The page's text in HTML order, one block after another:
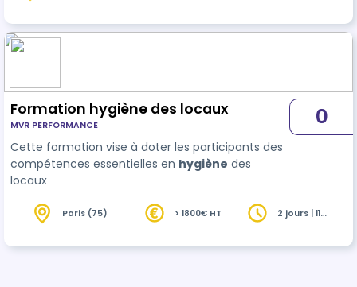
d'équipements, de surfaces et de locaux.
Formation hygiène des locaux
MVR PERFORMANCE
Cette formation vise à doter les participants des
compétences essentielles en hygiène des
locaux
0
Paris (75) > 1800€ HT
2 jours | 11